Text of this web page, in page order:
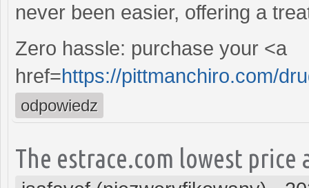
never been easier, offering a
Zero hassle: purchase your <a
href=https://pittmanchiro.com/
odpowiedz
The estrace.com lowest